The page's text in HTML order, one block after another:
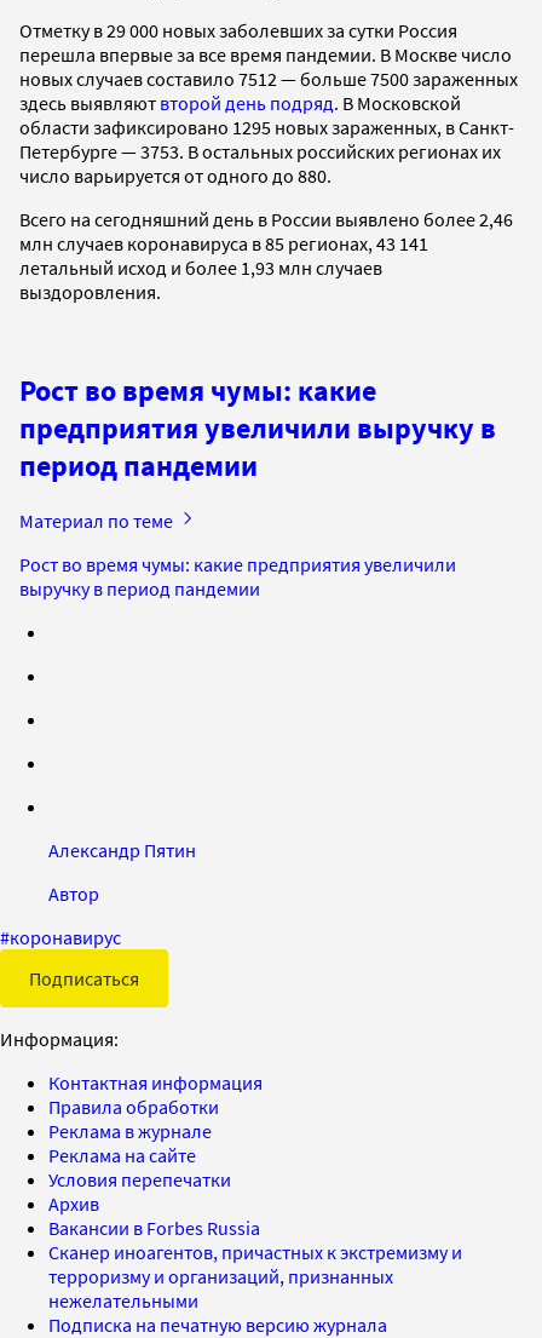
Отметку в 29 000 новых заболевших за сутки Россия
перешла впервые за все время пандемии. В Москве число
новых случаев составило 7512 — больше 7500 зараженных
здесь выявляют второй день подряд. В Московской
области зафиксировано 1295 новых зараженных, в Санкт-
Петербурге — 3753. В остальных российских регионах их
число варьируется от одного до 880.
Всего на сегодняшний день в России выявлено более 2,46
млн случаев коронавируса в 85 регионах, 43 141
летальный исход и более 1,93 млн случаев
выздоровления.
Рост во время чумы: какие
предприятия увеличили выручку в
период пандемии
Материал по теме
Рост во время чумы: какие предприятия увеличили
выручку в период пандемии
Александр Пятин
Автор
#коронавирус
Подписаться
Информация:
Контактная информация
Правила обработки
Реклама в журнале
Реклама на сайте
Условия перепечатки
Архив
Вакансии в Forbes Russia
Сканер иноагентов, причастных к экстремизму и
терроризму и организаций, признанных
нежелательными
Подписка на печатную версию журнала